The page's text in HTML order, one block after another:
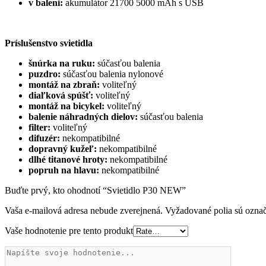
v balení: akumulátor 21700 5000 mAh s USB
Príslušenstvo svietidla
šnúrka na ruku: súčasťou balenia
puzdro: súčasťou balenia nylonové
montáž na zbraň: voliteľný
diaľková spúšť: voliteľný
montáž na bicykel: voliteľný
balenie náhradných dielov: súčasťou balenia
filter: voliteľný
difuzér: nekompatibilné
dopravný kužeľ: nekompatibilné
dlhé titanové hroty: nekompatibilné
popruh na hlavu: nekompatibilné
Buďte prvý, kto ohodnotí “Svietidlo P30 NEW”
Vaša e-mailová adresa nebude zverejnená. Vyžadované polia sú
Vaše hodnotenie pre tento produkt